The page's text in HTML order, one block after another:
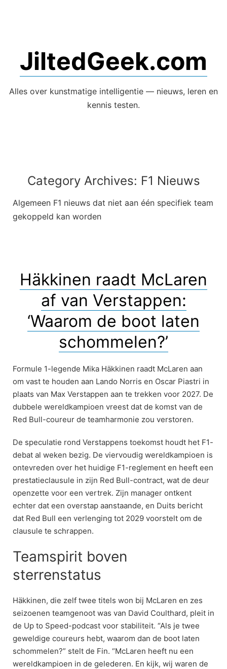
JiltedGeek.com
Alles over kunstmatige intelligentie — nieuws, leren en
kennis testen.
Category Archives: F1 Nieuws
Algemeen F1 nieuws dat niet aan één specifiek team
gekoppeld kan worden
Häkkinen raadt McLaren
af van Verstappen:
‘Waarom de boot laten
schommelen?’
Formule 1-legende Mika Häkkinen raadt McLaren aan
om vast te houden aan Lando Norris en Oscar Piastri in
plaats van Max Verstappen aan te trekken voor 2027. De
dubbele wereldkampioen vreest dat de komst van de
Red Bull-coureur de teamharmonie zou verstoren.
De speculatie rond Verstappens toekomst houdt het F1-
debat al weken bezig. De viervoudig wereldkampioen is
ontevreden over het huidige F1-reglement en heeft een
prestatieclausule in zijn Red Bull-contract, wat de deur
openzette voor een vertrek. Zijn manager ontkent
echter dat een overstap aanstaande, en Duits bericht
dat Red Bull een verlenging tot 2029 voorstelt om de
clausule te schrappen.
Teamspirit boven
sterrenstatus
Häkkinen, die zelf twee titels won bij McLaren en zes
seizoenen teamgenoot was van David Coulthard, pleit in
de Up to Speed-podcast voor stabiliteit. “Als je twee
geweldige coureurs hebt, waarom dan de boot laten
schommelen?” stelt de Fin. “McLaren heeft nu een
wereldkampioen in de gelederen. En kijk, wij waren de